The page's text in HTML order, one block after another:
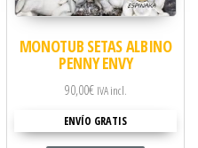
MONOTUB SETAS ALBINO
PENNY ENVY
90,00€ IVA incl.
ENVÍO GRATIS